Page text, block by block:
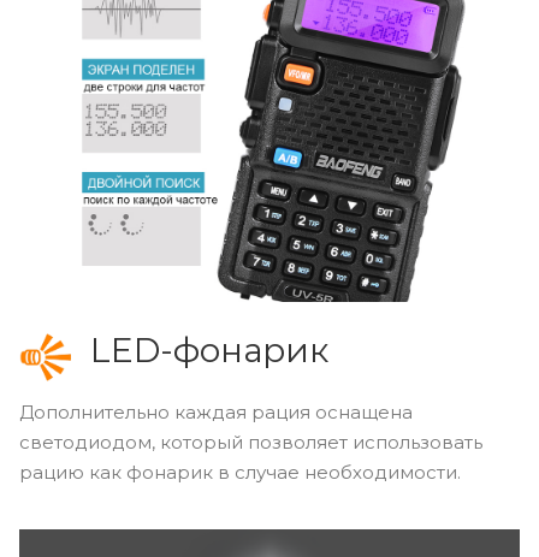
LED-фонарик
Дополнительно каждая рация оснащена
светодиодом, который позволяет использовать
рацию как фонарик в случае необходимости.